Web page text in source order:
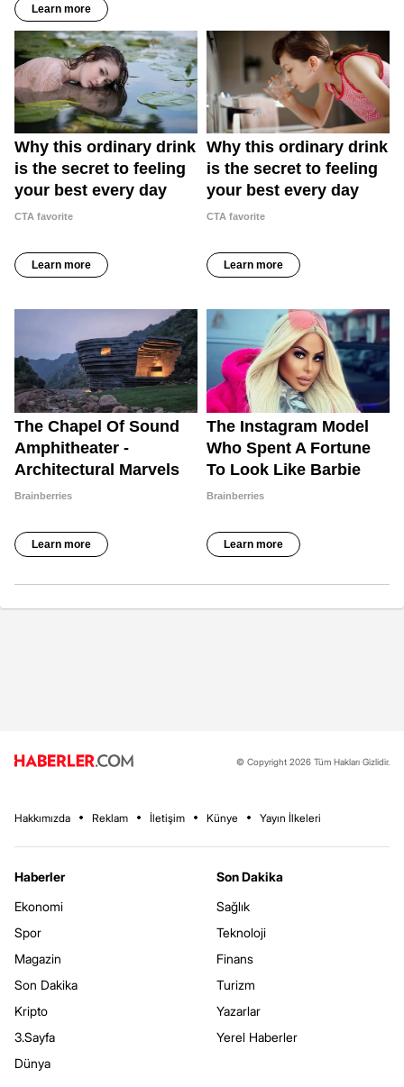
© Copyright 2026 Tüm Hakları Gizlidir.
Hakkımızda Reklam İletişim Künye Yayın İlkeleri
Haberler
Ekonomi
Spor
Magazin
Son Dakika
Kripto
3.Sayfa
Dünya
Son Dakika
Sağlık
Teknoloji
Finans
Turizm
Yazarlar
Yerel Haberler